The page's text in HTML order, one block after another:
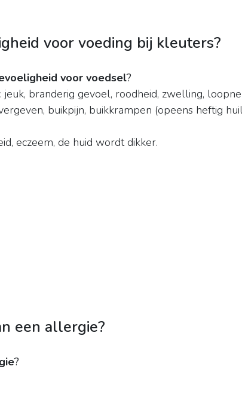
voor voeding bij kleuters?
voor voedsel?
branderig gevoel, roodheid, zwelling,
buikpijn, buikkrampen (opeens heftig
eczeem, de huid wordt dikker.
een allergie?
?